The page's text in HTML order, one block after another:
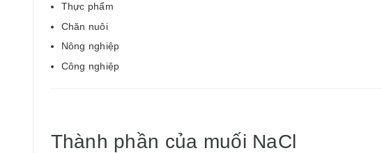
Thực phẩm
Chăn nuôi
Nông nghiệp
Công nghiệp
Thành phần của muối NaCl